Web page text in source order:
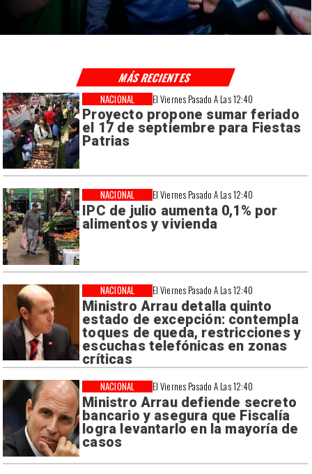
El Viernes Pasado A Las 12:40
Proyecto propone sumar feriado
el 17 de septiembre para Fiestas
Patrias
NACIONAL
El Viernes Pasado A Las 12:40
IPC de julio aumenta 0,1% por
alimentos y vivienda
NACIONAL
El Viernes Pasado A Las 12:40
Ministro Arrau detalla quinto
estado de excepción: contempla
toques de queda, restricciones y
escuchas telefónicas en zonas
críticas
NACIONAL
El Viernes Pasado A Las 12:40
Ministro Arrau defiende secreto
bancario y asegura que Fiscalía
logra levantarlo en la mayoría de
casos
NACIONAL
MÁS RECIENTES